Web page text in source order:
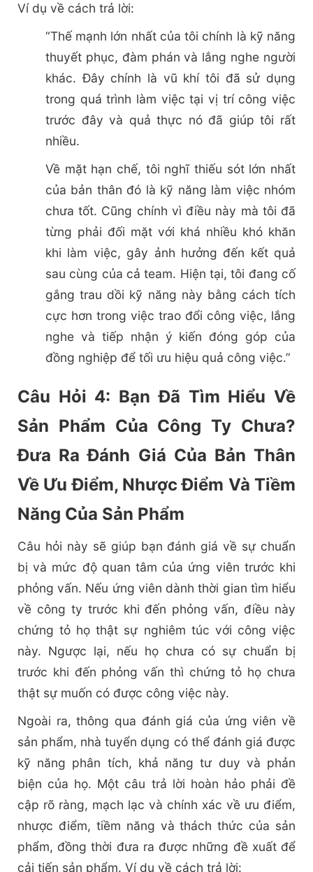
Ví dụ về cách trả lời:
“Thế mạnh lớn nhất của tôi chính là kỹ năng
thuyết phục, đàm phán và lắng nghe người
khác. Đây chính là vũ khí tôi đã sử dụng
trong quá trình làm việc tại vị trí công việc
trước đây và quả thực nó đã giúp tôi rất
nhiều.
Về mặt hạn chế, tôi nghĩ thiếu sót lớn nhất
của bản thân đó là kỹ năng làm việc nhóm
chưa tốt. Cũng chính vì điều này mà tôi đã
từng phải đối mặt với khá nhiều khó khăn
khi làm việc, gây ảnh hưởng đến kết quả
sau cùng của cả team. Hiện tại, tôi đang cố
gắng trau dồi kỹ năng này bằng cách tích
cực hơn trong việc trao đổi công việc, lắng
nghe và tiếp nhận ý kiến đóng góp của
đồng nghiệp để tối ưu hiệu quả công việc.”
Câu Hỏi 4: Bạn Đã Tìm Hiểu Về
Sản Phẩm Của Công Ty Chưa?
Đưa Ra Đánh Giá Của Bản Thân
Về Ưu Điểm, Nhược Điểm Và Tiềm
Năng Của Sản Phẩm
Câu hỏi này sẽ giúp bạn đánh giá về sự chuẩn
bị và mức độ quan tâm của ứng viên trước khi
phỏng vấn. Nếu ứng viên dành thời gian tìm hiểu
về công ty trước khi đến phỏng vấn, điều này
chứng tỏ họ thật sự nghiêm túc với công việc
này. Ngược lại, nếu họ chưa có sự chuẩn bị
trước khi đến phỏng vấn thì chứng tỏ họ chưa
thật sự muốn có được công việc này.
Ngoài ra, thông qua đánh giá của ứng viên về
sản phẩm, nhà tuyển dụng có thể đánh giá được
kỹ năng phân tích, khả năng tư duy và phản
biện của họ. Một câu trả lời hoàn hảo phải đề
cập rõ ràng, mạch lạc và chính xác về ưu điểm,
nhược điểm, tiềm năng và thách thức của sản
phẩm, đồng thời đưa ra được những đề xuất để
cải tiến sản phẩm. Ví dụ về cách trả lời: